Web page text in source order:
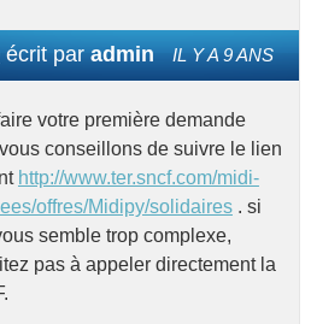
écrit paradmin IL Y A 9 ANS
votre première demande
conseillons de suivre le lien
http://www.ter.sncf.com/midi-
offres/Midipy/solidaires. si
semble trop complexe,
pas à appeler directement la